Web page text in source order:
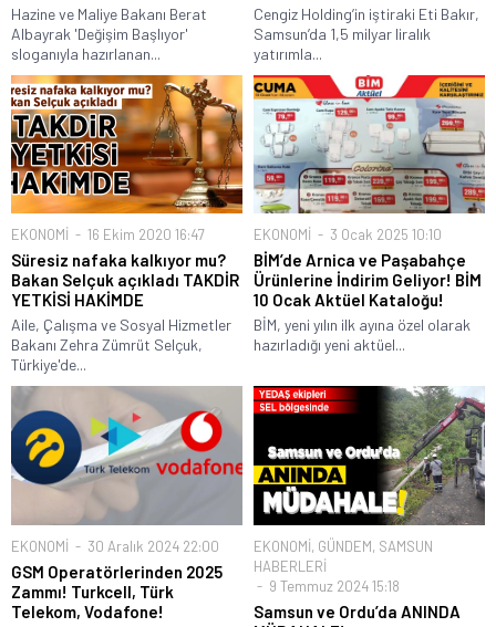
Hazine ve Maliye Bakanı Berat
Albayrak 'Değişim Başlıyor'
sloganıyla hazırlanan...
Cengiz Holding’in iştiraki Eti Bakır,
Samsun’da 1,5 milyar liralık
yatırımla...
EKONOMİ 16 Ekim 2020 16:47
Süresiz nafaka kalkıyor mu?
Bakan Selçuk açıkladı TAKDİR
YETKİSİ HAKİMDE
Aile, Çalışma ve Sosyal Hizmetler
Bakanı Zehra Zümrüt Selçuk,
Türkiye'de...
EKONOMİ 3 Ocak 2025 10:10
BİM’de Arnica ve Paşabahçe
Ürünlerine İndirim Geliyor! BİM
10 Ocak Aktüel Kataloğu!
BİM, yeni yılın ilk ayına özel olarak
hazırladığı yeni aktüel...
EKONOMİ 30 Aralık 2024 22:00
GSM Operatörlerinden 2025
Zammı! Turkcell, Türk
Telekom, Vodafone!
EKONOMİ, GÜNDEM, SAMSUN
HABERLERİ
9 Temmuz 2024 15:18
Samsun ve Ordu’da ANINDA